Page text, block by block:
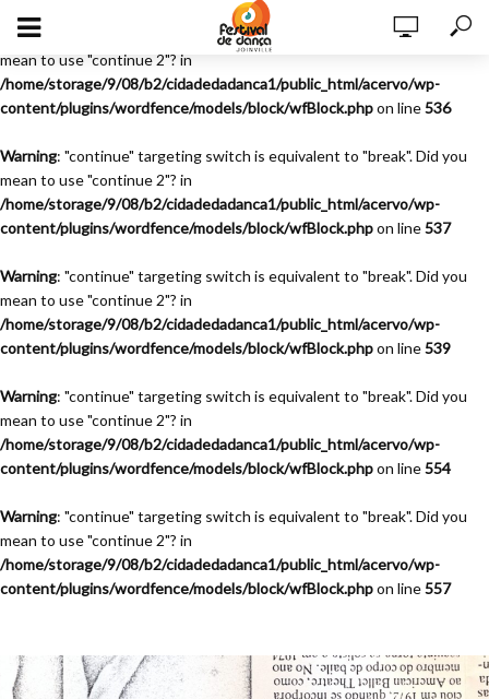
Warning
: "continue" targeting switch is equivalent to "break". Did you
mean to use "continue 2"? in
/home/storage/9/08/b2/cidadedadanca1/public_html/acervo/wp-
content/plugins/wordfence/models/block/wfBlock.phpon line536
Warning: "continue" targeting switch is equivalent to "break". Did you
mean to use "continue 2"? in
/home/storage/9/08/b2/cidadedadanca1/public_html/acervo/wp-
content/plugins/wordfence/models/block/wfBlock.phpon line537
Warning: "continue" targeting switch is equivalent to "break". Did you
mean to use "continue 2"? in
/home/storage/9/08/b2/cidadedadanca1/public_html/acervo/wp-
content/plugins/wordfence/models/block/wfBlock.phpon line539
Warning: "continue" targeting switch is equivalent to "break". Did you
mean to use "continue 2"? in
/home/storage/9/08/b2/cidadedadanca1/public_html/acervo/wp-
content/plugins/wordfence/models/block/wfBlock.phpon line554
Warning: "continue" targeting switch is equivalent to "break". Did you
mean to use "continue 2"? in
/home/storage/9/08/b2/cidadedadanca1/public_html/acervo/wp-
content/plugins/wordfence/models/block/wfBlock.phpon line557
Festival de Dança de Joinville - 9a. Edição - 1991